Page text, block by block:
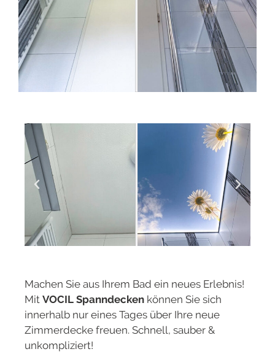
Machen Sie aus Ihrem Bad ein neues Erlebnis!
Mit VOCIL Spanndecken können Sie sich
innerhalb nur eines Tages über Ihre neue
Zimmerdecke freuen. Schnell, sauber &
unkompliziert!